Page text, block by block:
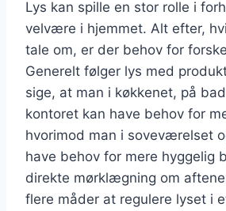
Lys kan spille en stor rolle i
velvære i hjemmet. Alt efter,
tale om, er der behov for
Generelt følger lys med
sige, at man i køkkenet, på
kontoret kan have behov for
hvorimod man i soveværelset
have behov for mere hyggelig
direkte mørklægning om
flere måder at regulere lyset i